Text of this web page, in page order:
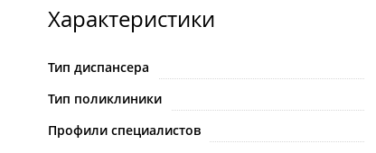
Характеристики
Тип диспансера
Тип поликлиники
Профили специалистов